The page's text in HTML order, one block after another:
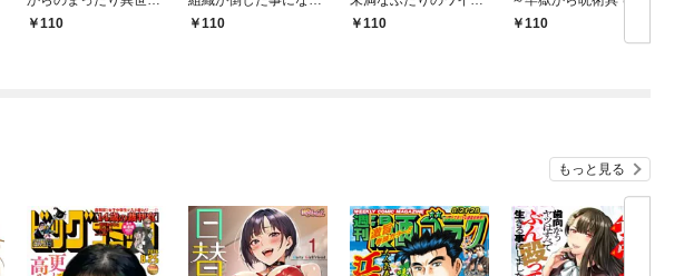
冒険記 ～僕の部屋が
110
ているけど、実際は陰
110
日誌 【連載版】１
110
み取る金貨ザクザク宮
廷生活～ 【連載版】１
110
もっと見る